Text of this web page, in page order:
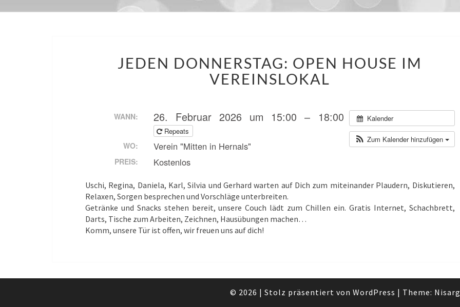
DONNERSTAG:
OPEN
HOUSE
JEDEN DONNERSTAG: OPEN HOUSE IM
VEREINSLOKAL
Kalender
Zum Kalender hinzufügen
WANN: 26. Februar 2026 um 15:00 – 18:00
Repeats
WO: Verein "Mitten in Hernals"
PREIS: Kostenlos
Uschi, Regina, Daniela, Karl, Silvia und Gerhard warten auf Dich zum miteinander Plaudern, Diskutieren,
Relaxen, Sorgen besprechen und Vorschläge unterbreiten.
Getränke und Snacks stehen bereit, unsere Couch lädt zum Chillen ein. Gratis Internet, Schachbrett,
Darts, Tische zum Arbeiten, Zeichnen, Hausübungen machen…
Komm, unsere Tür ist offen, wir freuen uns auf dich!
© 2026 | Stolz präsentiert von WordPress | Theme: Nisarg